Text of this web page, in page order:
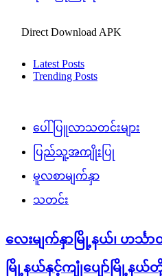
Direct Download APK
Latest Posts
Trending Posts
ပေါ်ပြူလာသတင်းများ
ပြည်သူ့အကျိုးပြု
မူလစာမျက်နှာ
သတင်း
လေးမျက်နှာမြို့နယ်၊ ဟင်္သ
မြို့နယ်နှင့်ကျုံပျော်မြို့နယ်တို့